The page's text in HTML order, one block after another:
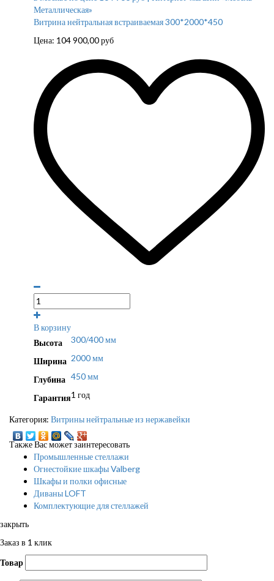
Витрина нейтральная встраиваемая 300*2000*450
Цена: 104 900,00руб
В корзину
Высота
300/400 мм
Ширина 2000 мм
Глубина 450 мм
Гарантия1 год
Категория: Витрины нейтральные из нержавейки
Также Вас может заинтересовать
Промышленные стеллажи
Огнестойкие шкафы Valberg
Шкафы и полки офисные
Диваны LOFT
Комплектующие для стеллажей
закрыть
Заказ в 1 клик
Товар